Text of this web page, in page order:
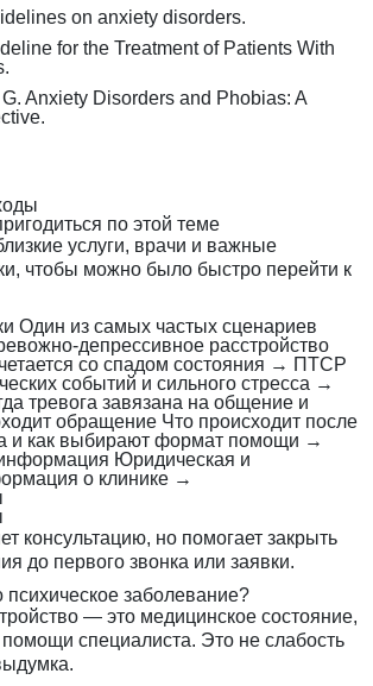
on anxiety disorders.
for the Treatment of Patients With
Anxiety Disorders and Phobias: A
по этой теме
услуги, врачи и важные
чтобы можно было быстро перейти к
Один из самых частых сценариев
депрессивное расстройство
со спадом состояния → ПТСР
событий и сильного стресса →
тревога завязана на общение и
обращение Что происходит после
и как выбирают формат помощи →
Юридическая и
о клинике →
консультацию, но помогает закрыть
до первого звонка или заявки.
заболевание?
— это медицинское состояние,
помощи специалиста. Это не слабость